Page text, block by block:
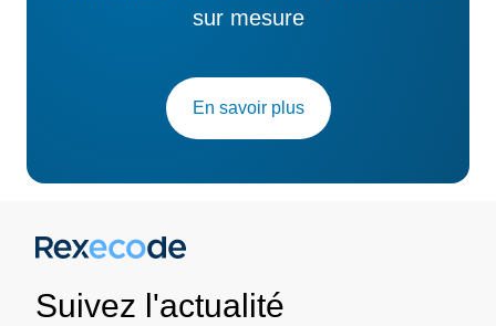
sur mesure
En savoir plus
Suivez l'actualité